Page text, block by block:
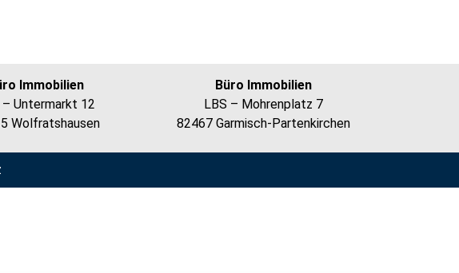
Immobilien
– Untermarkt 12
Wolfratshausen
Büro Immobilien
LBS – Mohrenplatz 7
82467 Garmisch-Partenkirchen